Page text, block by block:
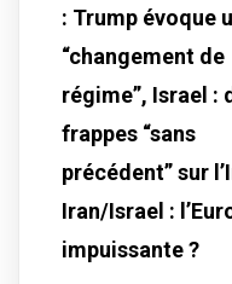
: Trump évoque
“changement de
régime”, Israel :
frappes “sans
précédent” sur
Iran/Israel :
impuissante ?